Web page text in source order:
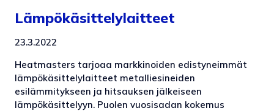
Lämpökäsittelylaitteet
23.3.2022
Heatmasters tarjoaa markkinoiden edistyneimmät
lämpökäsittelylaitteet metalliesineiden
esilämmitykseen ja hitsauksen jälkeiseen
lämpökäsittelyyn. Puolen vuosisadan kokemus